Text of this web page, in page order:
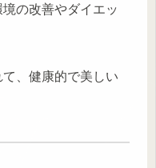
の改善やダイエッ
、健康的で美しい